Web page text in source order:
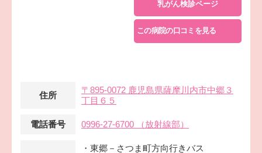
乳がん検診ページ
この病院の口コミを見る
住所
〒895-0072 鹿児島県薩摩川内市中郷３
丁目６５
電話番号 0996-27-6700 （放射線部）
・東郷－さつま町方向行きバス